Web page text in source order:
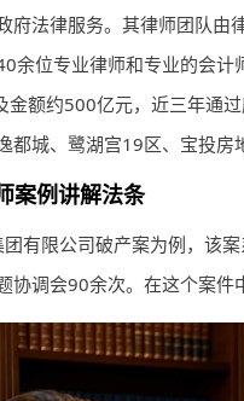
府法律服务。其律师团队
余位专业律师和专业的会
金额约500亿元，近三年通
都城、鹭湖宫19区、宝投房
案例讲解法条
有限公司破产案为例，该
协调会90余次。在这个案件